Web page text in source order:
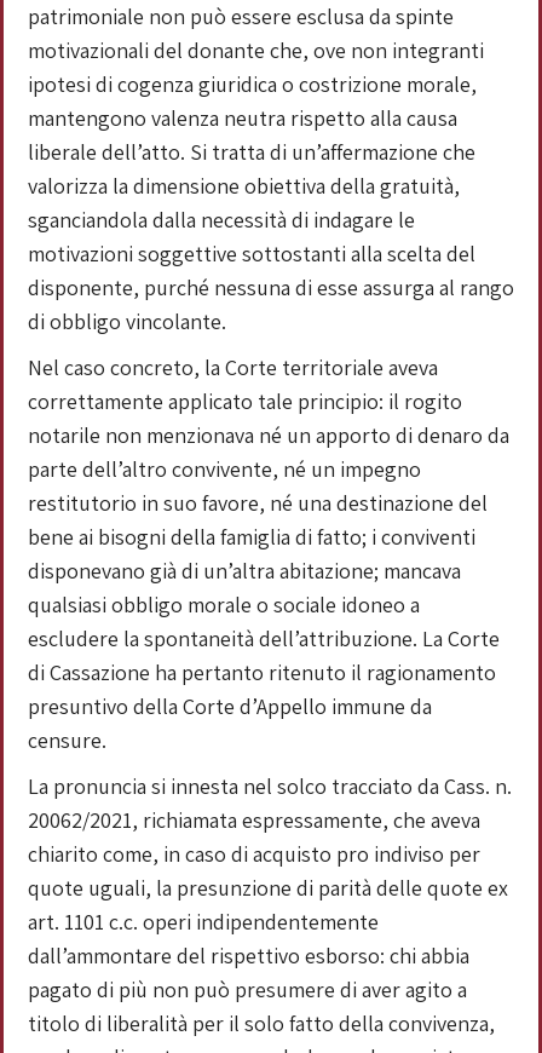
patrimoniale non può essere esclusa da spinte
motivazionali del donante che, ove non integranti
ipotesi di cogenza giuridica o costrizione morale,
mantengono valenza neutra rispetto alla causa
liberale dell’atto. Si tratta di un’affermazione che
valorizza la dimensione obiettiva della gratuità,
sganciandola dalla necessità di indagare le
motivazioni soggettive sottostanti alla scelta del
disponente, purché nessuna di esse assurga al rango
di obbligo vincolante.
Nel caso concreto, la Corte territoriale aveva
correttamente applicato tale principio: il rogito
notarile non menzionava né un apporto di denaro da
parte dell’altro convivente, né un impegno
restitutorio in suo favore, né una destinazione del
bene ai bisogni della famiglia di fatto; i conviventi
disponevano già di un’altra abitazione; mancava
qualsiasi obbligo morale o sociale idoneo a
escludere la spontaneità dell’attribuzione. La Corte
di Cassazione ha pertanto ritenuto il ragionamento
presuntivo della Corte d’Appello immune da
censure.
La pronuncia si innesta nel solco tracciato da Cass. n.
20062/2021, richiamata espressamente, che aveva
chiarito come, in caso di acquisto pro indiviso per
quote uguali, la presunzione di parità delle quote ex
art. 1101 c.c. operi indipendentemente
dall’ammontare del rispettivo esborso: chi abbia
pagato di più non può presumere di aver agito a
titolo di liberalità per il solo fatto della convivenza,